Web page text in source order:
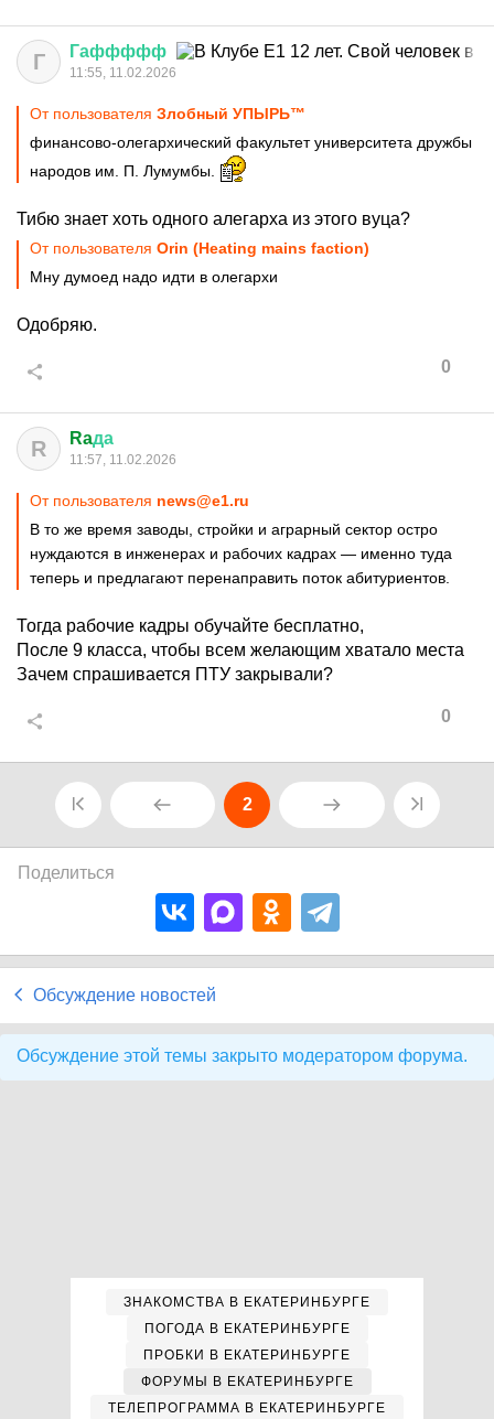
Г Гаффффф
11:55, 11.02.2026
От пользователя Злобный УПЫРЬ™
финансово-олегархический факультет университета дружбы
народов им. П. Лумумбы.
Тибю знает хоть одного алегарха из этого вуца?
От пользователя Orin (Heating mains faction)
Мну думоед надо идти в олегархи
Одобряю.
0
R Raда
11:57, 11.02.2026
От пользователя news@e1.ru
В то же время заводы, стройки и аграрный сектор остро
нуждаются в инженерах и рабочих кадрах — именно туда
теперь и предлагают перенаправить поток абитуриентов.
Тогда рабочие кадры обучайте бесплатно,
После 9 класса, чтобы всем желающим хватало места
Зачем спрашивается ПТУ закрывали?
0
2
Поделиться
Обсуждение новостей
Обсуждение этой темы закрыто модератором форума.
ЗНАКОМСТВА В ЕКАТЕРИНБУРГЕ
ПОГОДА В ЕКАТЕРИНБУРГЕ
ПРОБКИ В ЕКАТЕРИНБУРГЕ
ФОРУМЫ В ЕКАТЕРИНБУРГЕ
ТЕЛЕПРОГРАММА В ЕКАТЕРИНБУРГЕ